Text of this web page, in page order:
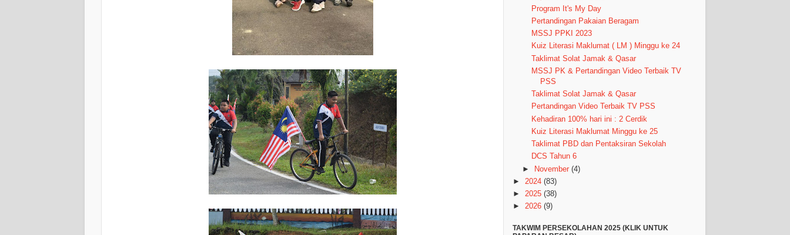
Program It's My Day
Pertandingan Pakaian Beragam
MSSJ PPKI 2023
Kuiz Literasi Maklumat ( LM ) Minggu ke 24
Taklimat Solat Jamak & Qasar
MSSJ PK & Pertandingan Video Terbaik TV
PSS
Taklimat Solat Jamak & Qasar
Pertandingan Video Terbaik TV PSS
Kehadiran 100% hari ini : 2 Cerdik
Kuiz Literasi Maklumat Minggu ke 25
Taklimat PBD dan Pentaksiran Sekolah
DCS Tahun 6
► November (4)
► 2024 (83)
► 2025 (38)
► 2026 (9)
TAKWIM PERSEKOLAHAN 2025 (KLIK UNTUK